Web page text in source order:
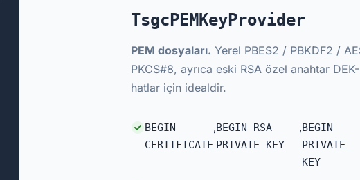
TsgcPEMKeyProvider
PEM dosyaları. Yerel PBES2 / PBKDF2 /
PKCS#8, ayrıca eski RSA özel anahtar
hatlar için idealdir.
BEGIN
CERTIFICATE
,BEGIN RSA
PRIVATE KEY
,BEGIN
PRIVATE
KEY